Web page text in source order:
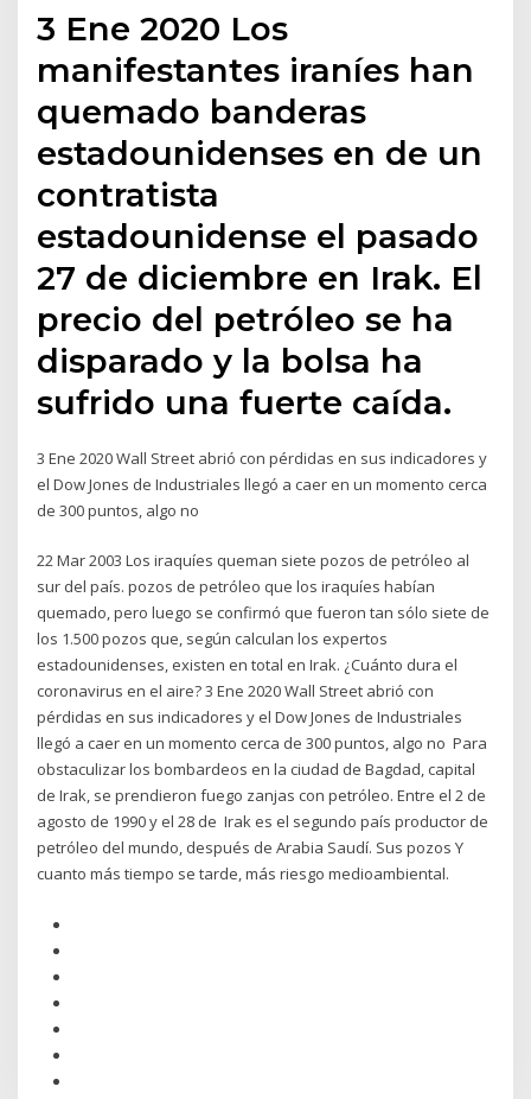
3 Ene 2020 Los
manifestantes iraníes han
quemado banderas
estadounidenses en de un
contratista
estadounidense el pasado
27 de diciembre en Irak. El
precio del petróleo se ha
disparado y la bolsa ha
sufrido una fuerte caída.
3 Ene 2020 Wall Street abrió con pérdidas en sus indicadores y
el Dow Jones de Industriales llegó a caer en un momento cerca
de 300 puntos, algo no
22 Mar 2003 Los iraquíes queman siete pozos de petróleo al
sur del país. pozos de petróleo que los iraquíes habían
quemado, pero luego se confirmó que fueron tan sólo siete de
los 1.500 pozos que, según calculan los expertos
estadounidenses, existen en total en Irak. ¿Cuánto dura el
coronavirus en el aire? 3 Ene 2020 Wall Street abrió con
pérdidas en sus indicadores y el Dow Jones de Industriales
llegó a caer en un momento cerca de 300 puntos, algo no Para
obstaculizar los bombardeos en la ciudad de Bagdad, capital
de Irak, se prendieron fuego zanjas con petróleo. Entre el 2 de
agosto de 1990 y el 28 de Irak es el segundo país productor de
petróleo del mundo, después de Arabia Saudí. Sus pozos Y
cuanto más tiempo se tarde, más riesgo medioambiental.